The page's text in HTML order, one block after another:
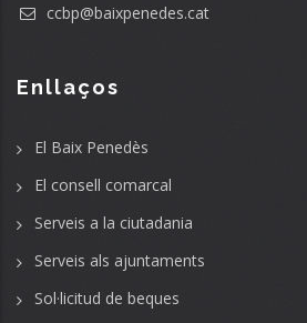
ccbp@baixpenedes.cat
Enllaços
El Baix Penedès
El consell comarcal
Serveis a la ciutadania
Serveis als ajuntaments
Sol·licitud de beques